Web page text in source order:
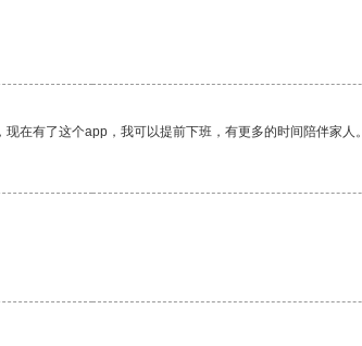
在有了这个app，我可以提前下班，有更多的时间陪伴家人。